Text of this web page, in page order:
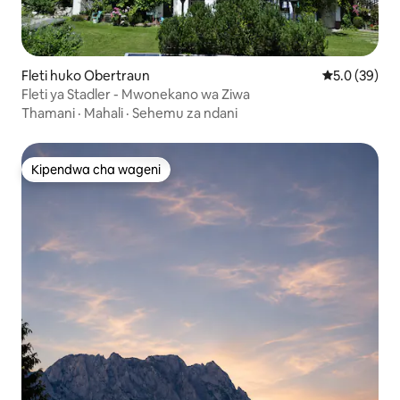
Fleti huko Obertraun Ukadiriaji
5.0 (39)
Fleti ya Stadler - Mwonekano wa Ziwa
Thamani · Mahali · Sehemu za ndani
Kipendwa cha wageni
Kipendwa cha wageni